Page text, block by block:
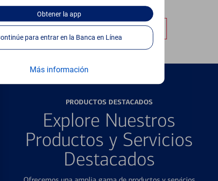
Obtenerla app
Continúe para entrar en la Banca en Línea
Más información
Obtener más información
PRODUCTOS DESTACADOS
Explore Nuestros
Productos y Servicios
Destacados